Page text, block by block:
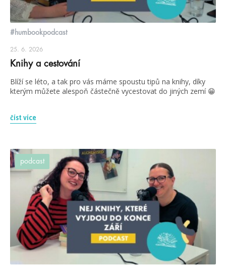
#humbookpodcast
25. 6. 2026
Knihy a cestování
Blíží se léto, a tak pro vás máme spoustu tipů na knihy, díky
kterým můžete alespoň částečně vycestovat do jiných zemí 😁
číst více
podcast